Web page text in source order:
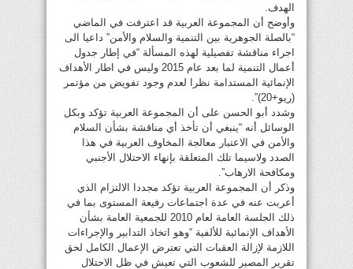
الهدف.
وأوضح أن المجموعة العربية قد اعترفت في الماضي
“بالصلة الجوهرية بين التنمية والسلام والأمن” داعيا الى
اجراء مناقشة تفصيلية لهذه المسألة “في إطار جدول
أعمال التنمية لما بعد عام 2015 وليس في اطار الأهداف
الإنمائية المستدامة نظرا لعدم وجود تفويض من مؤتمر
(ريو+20)”.
وشدد أبو الحسن على أن المجموعة العربية تؤكد وبكل
الوسائل أنه “ينبغي أن تأخذ أي مناقشة بشأن السلام
والأمن في الاعتبار معالجة المخاوف العربية في هذا
الصدد ولاسيما تلك المتعلقة بإنهاء الاحتلال الأجنبي
ومكافحة الارهاب”.
وذكر أن المجموعة العربية تؤكد مجددا الالتزام الذي
أعربت عنه في عدة اجتماعات رفيعة المستوى بما في
ذلك الجلسة العامة لعام 2010 للجمعية العامة بشأن
الأهداف الإنمائية للألفية “وهو اتخاذ التدابير والإجراءات
اللازمة لإزالة العقبات التي تعترض الإعمال الكامل لحق
تقرير المصير للشعوب التي تعيش في ظل الاحتلال